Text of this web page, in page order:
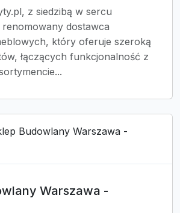
z siedzibą w sercu
dostawca
który oferuje szeroką
łączących funkcjonalność z
Warszawa -